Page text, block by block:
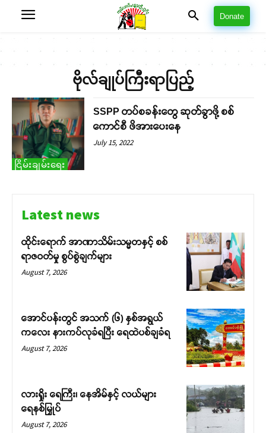
Donate
ဗိုလ်ချုပ်ကြီးရာပြည့်
ငြိမ်းချမ်းရေး
SSPP တပ်စခန်းတွေ ဆုတ်ခွာဖို့ စစ်
ကောင်စီ ဖိအားပေးနေ
July 15, 2022
Latest news
ထိုင်းရောက် အာဏာသိမ်းသမ္မတနှင့် စစ်
ရာဇဝတ်မှု စွပ်စွဲချက်များ
August 7, 2026
အောင်ပန်းတွင် အသက် (၆) နှစ်အရွယ်
ကလေး နားကပ်လုခံရပြီး ရေထဲပစ်ချခံရ
August 7, 2026
လားရှိုး ရေကြီး၊ နေအိမ်နှင့် လယ်များ
ရေနစ်မြှုပ်
August 7, 2026